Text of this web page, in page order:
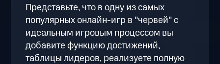
Представьте, что в одну из самых
популярных онлайн-игр в "червей" с
идеальным игровым процессом вы
добавите функцию достижений,
таблицы лидеров, реализуете полную